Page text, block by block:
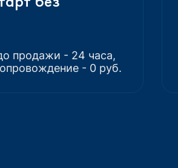
продажи - 24 часа,
- 0 руб.